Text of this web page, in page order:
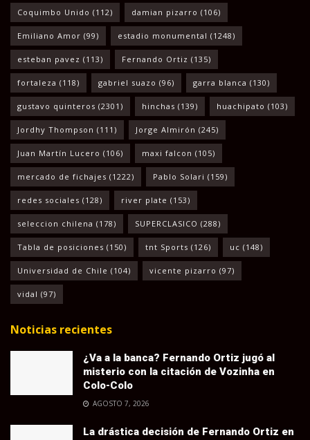
Coquimbo Unido (112) damian pizarro (106)
Emiliano Amor (99) estadio monumental (1248)
esteban pavez (113) Fernando Ortiz (135)
fortaleza (118) gabriel suazo (96) garra blanca (130)
gustavo quinteros (2301) hinchas (139) huachipato (103)
Jordhy Thompson (111) Jorge Almirón (245)
Juan Martín Lucero (106) maxi falcon (105)
mercado de fichajes (1222) Pablo Solari (159)
redes sociales (128) river plate (153)
seleccion chilena (178) SUPERCLASICO (288)
Tabla de posiciones (150) tnt Sports (126) uc (148)
Universidad de Chile (104) vicente pizarro (97)
vidal (97)
Noticias recientes
¿Va a la banca? Fernando Ortiz jugó al
misterio con la citación de Vozinha en
Colo-Colo
AGOSTO 7, 2026
La drástica decisión de Fernando Ortiz en